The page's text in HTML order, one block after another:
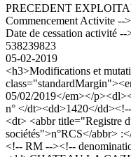
PRECEDENT
Commencement Activite --
Date de cessation activité
538239823
05-02-2019
<h3>Modifications et
05/02/2019</em></
n° </dt><dd>1420</
<dt> <abbr title="Registre
sociétés">n°RCS</abbr>
<!-- RM --><!--